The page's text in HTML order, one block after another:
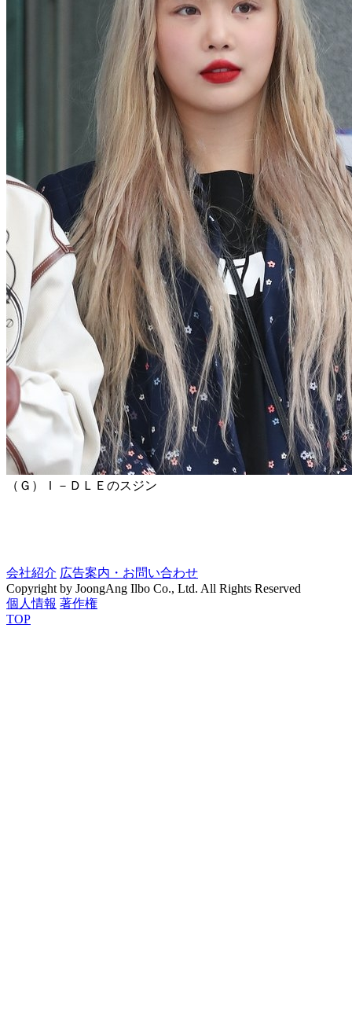
（Ｇ）Ｉ－ＤＬＥのスジン
会社紹介 広告案内・お問い合わせ
Copyright by JoongAng Ilbo Co., Ltd. All Rights Reserved
個人情報 著作権
TOP